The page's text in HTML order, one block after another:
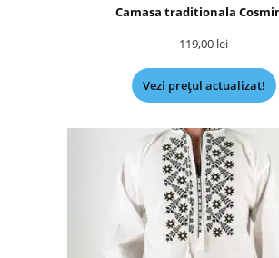
Camasa traditionala
119,00 lei
Vezi prețul actualizat!